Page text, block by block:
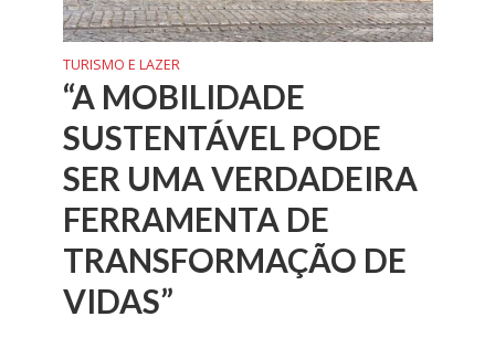
TURISMO E LAZER
“A MOBILIDADE
SUSTENTÁVEL PODE
SER UMA VERDADEIRA
FERRAMENTA DE
TRANSFORMAÇÃO DE
VIDAS”